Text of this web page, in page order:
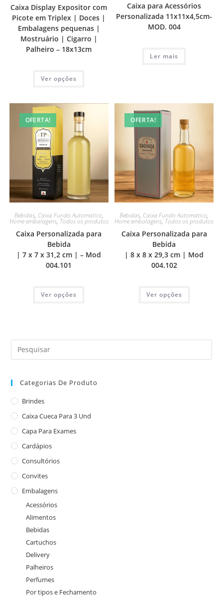
Caixa Display Expositor com
Picote em Triplex | Doces |
Embalagens pequenas |
Mostruário | Cigarro |
Palheiro – 18x13cm
Ver opções
Caixa para Acessórios
Personalizada 11x11x4,5cm-
MOD. 004
Ler mais
OFERTA!
Bebidas, Caixa Fundo Automatico,
Home embalagens, Todos os produtos
Caixa Personalizada para
Bebida
| 7 x 7 x 31,2 cm | – Mod
004.101
Ver opções
OFERTA!
Bebidas, Caixa Fundo Automatico,
Home embalagens, Todos os produtos
Caixa Personalizada para
Bebida
| 8 x 8 x 29,3 cm | Mod
004.102
Ver opções
Categorias De Produto
Brindes
Caixa Cueca Para 3 Und
Capa Para Exames
Cardápios
Consultórios
Convites
Embalagens
Acessórios
Alimentos
Bebidas
Cartuchos
Delivery
Palheiros
Perfumes
Por tipos e Fechamento